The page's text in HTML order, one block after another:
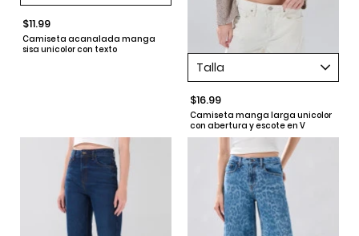
$11.99
Camiseta acanalada manga
sisa unicolor con texto
Talla
$16.99
Camiseta manga larga unicolor
con abertura y escote en V